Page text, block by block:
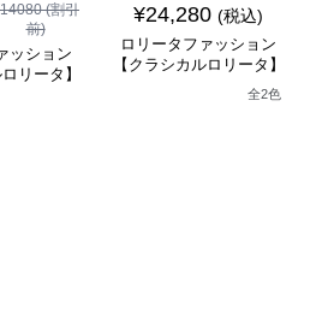
14080(割引
前)
ッション
リータ】
¥24,280 (税込)
ロリータファッション
【クラシカルロリータ】
シャーリングレースフリ
ルシフォンスカートドレ
全2色